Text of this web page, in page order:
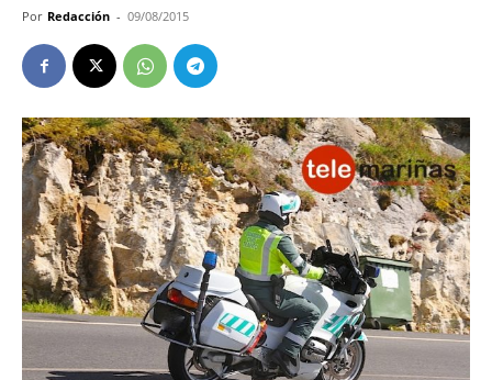
Por Redacción - 09/08/2015